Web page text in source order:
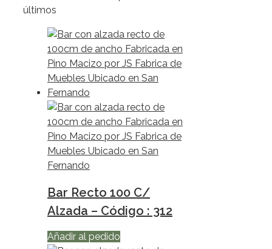
últimos
Bar Recto 100 C/
Alzada – Código : 312
Añadir al pedido